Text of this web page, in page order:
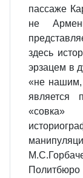
пассаже
не
здесь
эрзацем в
«не
является
«совка»